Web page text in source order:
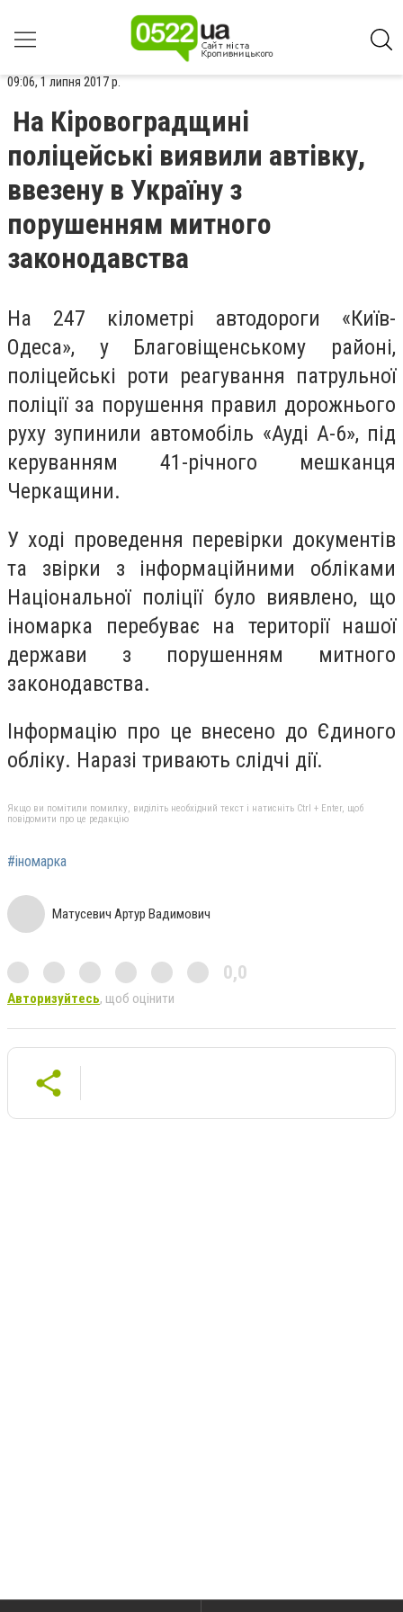
09:06, 1 липня 2017 р.
На Кіровоградщині
поліцейські виявили автівку,
ввезену в Україну з
порушенням митного
законодавства
На 247 кілометрі автодороги «Київ-
Одеса», у Благовіщенському районі,
поліцейські роти реагування патрульної
поліції за порушення правил дорожнього
руху зупинили автомобіль «Ауді А-6», під
керуванням 41-річного мешканця
Черкащини.
У ході проведення перевірки документів
та звірки з інформаційними обліками
Національної поліції було виявлено, що
іномарка перебуває на території нашої
держави з порушенням митного
законодавства.
Інформацію про це внесено до Єдиного
обліку. Наразі тривають слідчі дії.
Якщо ви помітили помилку, виділіть необхідний текст і натисніть Ctrl + Enter, щоб
повідомити про це редакцію
#іномарка
Матусевич Артур Вадимович
0,0
Авторизуйтесь, щоб оцінити